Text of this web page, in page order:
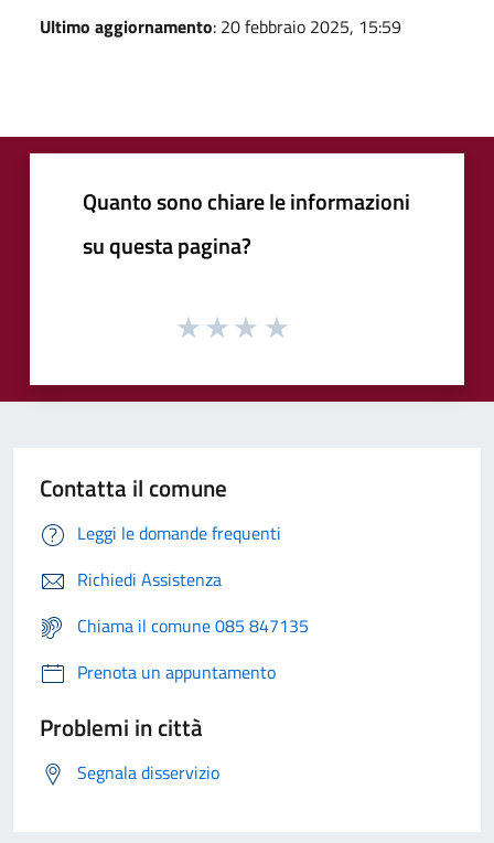
Ultimo aggiornamento: 20 febbraio 2025, 15:59
Quanto sono chiare le informazioni
su questa pagina?
Contatta il comune
Leggi le domande frequenti
Richiedi Assistenza
Chiama il comune 085 847135
Prenota un appuntamento
Problemi in città
Segnala disservizio